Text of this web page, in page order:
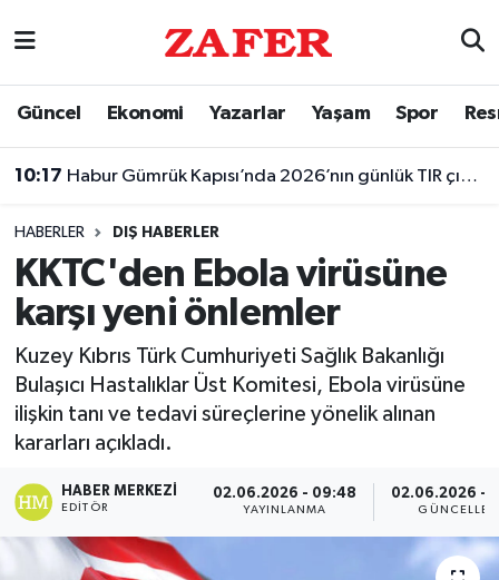
Güncel Ekonomi Yazarlar Yaşam Spor
10:17 Habur Gümrük Kapısı’nda 2026’nın günlük TIR çıkış rekoru kırıldı
HABERLER DIŞ HABERLER
KKTC'den Ebola virüsüne
karşı yeni önlemler
Kuzey Kıbrıs Türk Cumhuriyeti Sağlık Bakanlığı
Bulaşıcı Hastalıklar Üst Komitesi, Ebola virüsüne
ilişkin tanı ve tedavi süreçlerine yönelik alınan
kararları açıkladı.
HABER MERKEZI
EDITÖR
02.06.2026 - 09:48
YAYINLANMA
02.06.2026 -
Nöbetçi Eczaneler
Trafik Durumu
Süper Lig Puan Durumu ve Fikstür
Tüm Manşetler
Son Dakika Haberleri
Haber Arşivi